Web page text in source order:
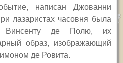
написан Джованни
лазаристах часовня была
Винсенту де Полю, их
образ, изображающий
де Ровита.